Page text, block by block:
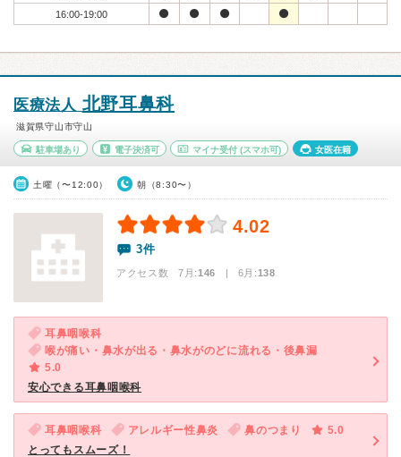
16:00-19:00
医療法人 北野耳鼻科
滋賀県守山市守山
駐車場あり 電子決済可 マイナ受付 (スマホ可) 女医在籍
土曜（〜12:00） 朝（8:30〜）
4.02
3件
アクセス数 7月:146 | 6月:138
耳鼻咽喉科
喉が痛い・鼻水が出る・鼻水がのどに流れる・後鼻漏
5.0
安心できる耳鼻咽喉科
耳鼻咽喉科 アレルギー性鼻炎 鼻のつまり
5.0
とってもスムーズ！